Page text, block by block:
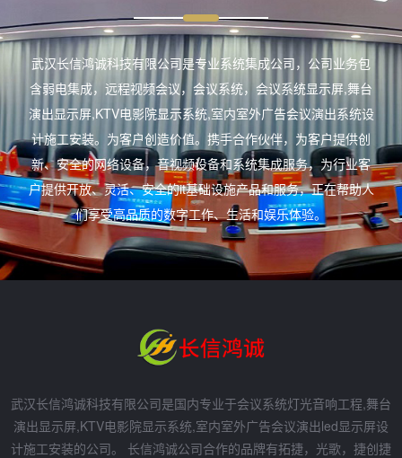
武汉长信鸿诚科技有限公司是专业系统集成公司，公司业务包
含弱电集成，远程视频会议，会议系统，会议系统显示屏,舞台
演出显示屏,KTV电影院显示系统,室内室外广告会议演出系统设
计施工安装。为客户创造价值。携手合作伙伴，为客户提供创
新、安全的网络设备，音视频设备和系统集成服务，为行业客
户提供开放、灵活、安全的it基础设施产品和服务，正在帮助人
们享受高品质的数字工作、生活和娱乐体验。
武汉长信鸿诚科技有限公司是国内专业于会议系统灯光音响工程,舞台
演出显示屏,KTV电影院显示系统,室内室外广告会议演出led显示屏设
计施工安装的公司。 长信鸿诚公司合作的品牌有拓捷，光歌，捷创捷